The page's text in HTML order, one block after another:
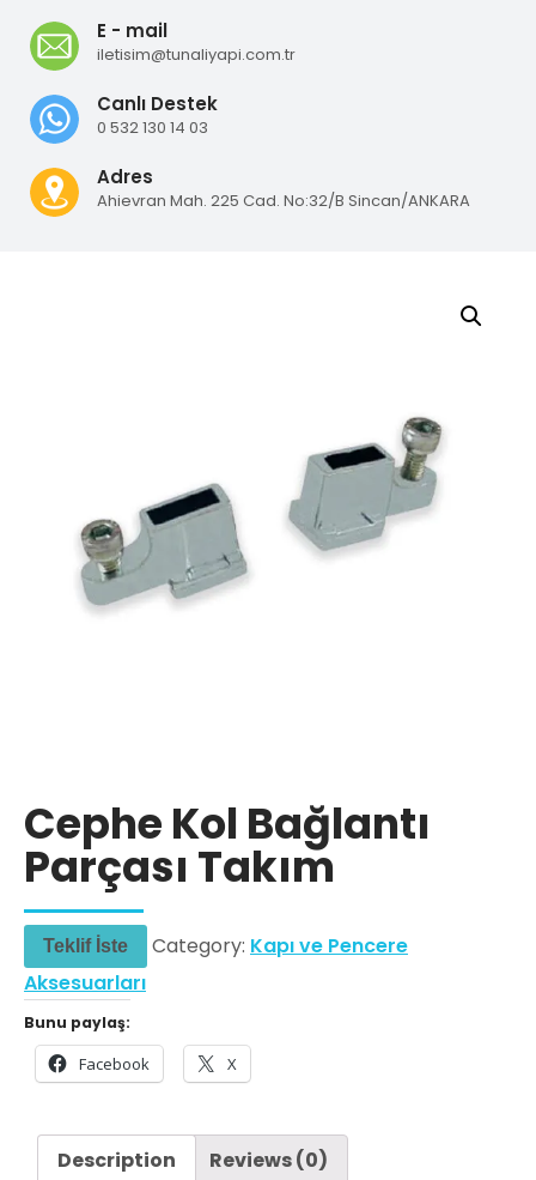
E - mail
iletisim@tunaliyapi.com.tr
Canlı Destek
0 532 130 14 03
Adres
Ahievran Mah. 225 Cad. No:32/B Sincan/ANKARA
Cephe Kol Bağlantı
Parçası Takım
Teklif İste Category: Kapı ve Pencere
Aksesuarları
Bunu paylaş:
Facebook X
Description Reviews (0)